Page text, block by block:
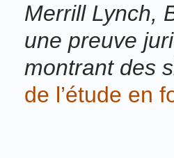
Merrill Lynch,
une preuve
montrant des
de l’étude en